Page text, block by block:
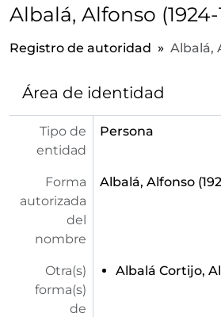
Albalá, Alfonso (1924-
Registro de autoridad Albalá,
Área de identidad
Tipo de
entidad
Persona
Forma
autorizada
del
nombre
Albalá, Alfonso
Otra(s)
forma(s)
de
Albalá Cortijo,